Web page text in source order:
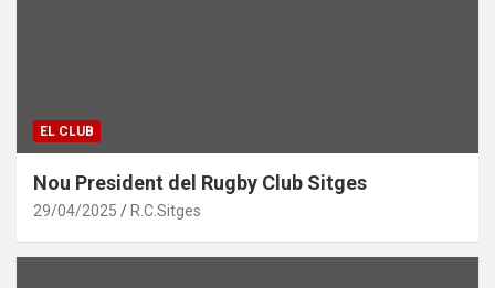
EL CLUB
Nou President del Rugby Club Sitges
29/04/2025 R.C.Sitges